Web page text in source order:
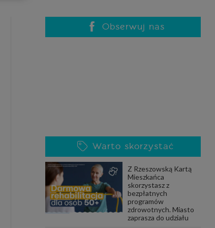
Obserwuj nas
Warto skorzystać
Z Rzeszowską Kartą
Mieszkańca
skorzystasz z
bezpłatnych
programów
zdrowotnych. Miasto
zaprasza do udziału